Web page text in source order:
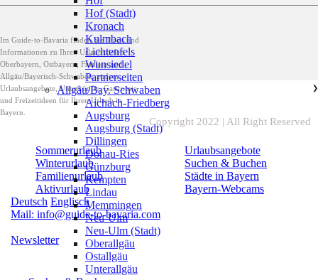
Im Guide-to-Bavaria finden Sie Tipps und
Informationen zu Ihren Urlaubszielen
Oberbayern, Ostbayern, Franken und
Allgäu/Bayerisch-Schwaben, zudem
Urlaubsangebote, Unterkünfte, Gastromie
und Freizeitideen für Ihren Urlaub in
Bayern.
Sommerurlaub
Winterurlaub
Familienurlaub
Aktivurlaub
Urlaubsangebote
Suchen & Buchen
Städte in Bayern
Bayern-Webcams
Deutsch Englisch
Mail: info@guide-to-bavaria.com
Newsletter
Copyright 2022 | All Right Reserved
Hof (Stadt)
Kronach
Kulmbach
Lichtenfels
Wunsiedel
Partnerseiten
Allgäu/Bay. Schwaben
❯
Aichach-Friedberg
Augsburg
Augsburg (Stadt)
Dillingen
Donau-Ries
Günzburg
Kempten
Lindau
Memmingen
Neu-Ulm
Neu-Ulm (Stadt)
Oberallgäu
Ostallgäu
Unterallgäu